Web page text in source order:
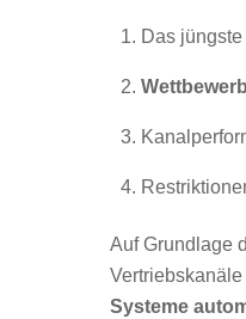
Das jüngste
Auf Grundlage
Systeme